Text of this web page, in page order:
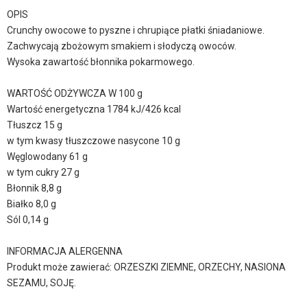
OPIS
Crunchy owocowe to pyszne i chrupiące płatki śniadaniowe.
Zachwycają zbożowym smakiem i słodyczą owoców.
Wysoka zawartość błonnika pokarmowego.
WARTOŚĆ ODŻYWCZA W 100 g
Wartość energetyczna 1784 kJ/426 kcal
Tłuszcz 15 g
w tym kwasy tłuszczowe nasycone 10 g
Węglowodany 61 g
w tym cukry 27 g
Błonnik 8,8 g
Białko 8,0 g
Sól 0,14 g
INFORMACJA ALERGENNA
Produkt może zawierać: ORZESZKI ZIEMNE, ORZECHY, NASIONA
SEZAMU, SOJĘ.